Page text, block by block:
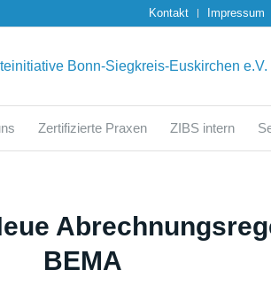
Kontakt Impressum
Zertifizierte Praxen ZIBS intern
BEMA